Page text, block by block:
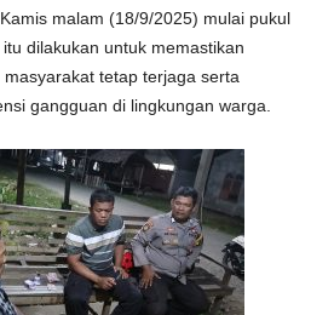
malam (18/9/2025) mulai pukul
dilakukan untuk memastikan
tetap terjaga serta
gangguan di lingkungan warga.